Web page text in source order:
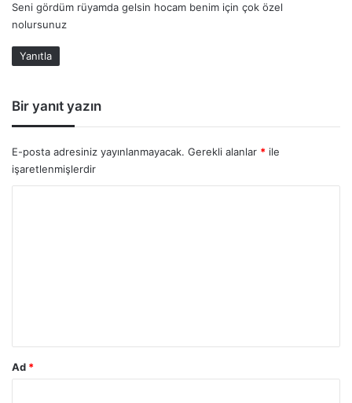
i
Seni gördüm rüyamda gelsin hocam benim için çok özel
nolursunuz
Yanıtla
Bir yanıt yazın
E-posta adresiniz yayınlanmayacak. Gerekli alanlar * ile
işaretlenmişlerdir
Ad *